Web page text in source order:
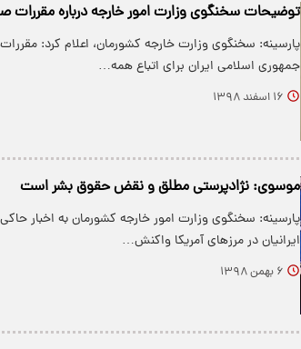
توضیحات سخنگوی وزارت امور خارجه درباره مقررات
پارسینه: سخنگوی وزارت خارجه کشورمان، اعلام کرد:
جمهوری اسلامی ایران برای اتباع همه…
۱۶ اسفند ۱۳۹۸
موسوی: نژادپرستی مطلق و نقض حقوق بشر است
پارسینه: سخنگوی وزارت امور خارجه کشورمان به اخبار
ایرانیان در مرزهای آمریکا واکنش…
۶ بهمن ۱۳۹۸